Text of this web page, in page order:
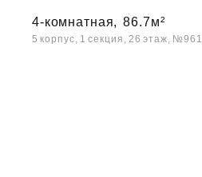
4-комнатная, 86.7м²
5 корпус, 1 секция, 26 этаж, №961